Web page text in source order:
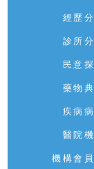
經歷
診所
民意
藥物
疾病
醫院
機構會